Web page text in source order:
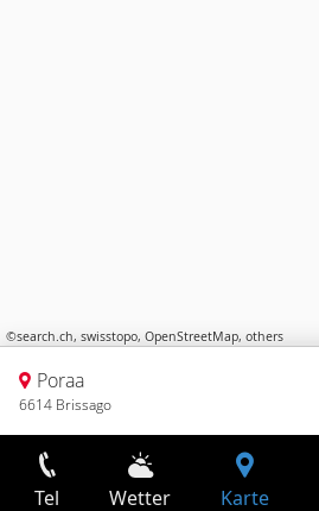
©search.ch, swisstopo, OpenStreetMap, others
Poraa
6614 Brissago
Tel Wetter Karte